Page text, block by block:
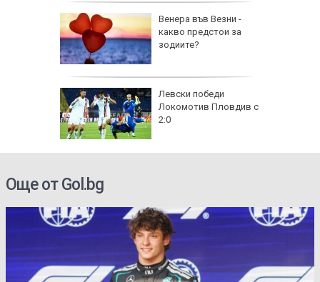
Венера във Везни -
какво предстои за
зодиите?
Левски победи
Локомотив Пловдив с
2:0
Още от Gol.bg